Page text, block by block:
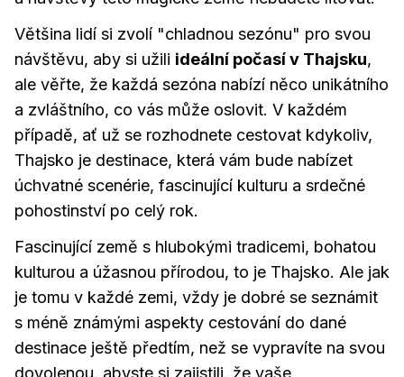
Většina lidí si zvolí "chladnou sezónu" pro svou
návštěvu, aby si užili ideální počasí v Thajsku,
ale věřte, že každá sezóna nabízí něco unikátního
a zvláštního, co vás může oslovit. V každém
případě, ať už se rozhodnete cestovat kdykoliv,
Thajsko je destinace, která vám bude nabízet
úchvatné scenérie, fascinující kulturu a srdečné
pohostinství po celý rok.
Fascinující země s hlubokými tradicemi, bohatou
kulturou a úžasnou přírodou, to je Thajsko. Ale jak
je tomu v každé zemi, vždy je dobré se seznámit
s méně známými aspekty cestování do dané
destinace ještě předtím, než se vypravíte na svou
dovolenou, abyste si zajistili, že vaše